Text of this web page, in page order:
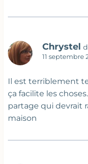
Chrystel
11 septembre
Il est terriblement
ça facilite les
partage qui devrait
maison